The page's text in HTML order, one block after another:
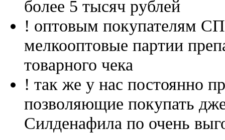
более 5 тысяч рублей
! оптовым покупателям
мелкооптовые партии
товарного чека
! так же у нас постоянно
позволяющие покупать
Силденафила по очень